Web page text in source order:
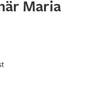
Maria